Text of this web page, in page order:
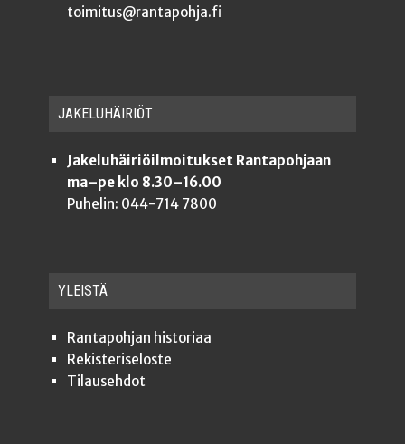
toimitus@rantapohja.fi
JAKE­LU­HÄI­RIÖT
Jakeluhäiriöilmoitukset Rantapohjaan
ma–pe klo 8.30–16.00
Puhelin: 044-714 7800
YLEISTÄ
Ran­ta­poh­jan historiaa
Rekis­te­ri­se­los­te
Tilauseh­dot